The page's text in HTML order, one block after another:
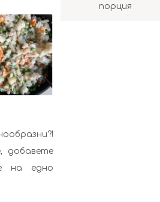
добавете
на едно
порция